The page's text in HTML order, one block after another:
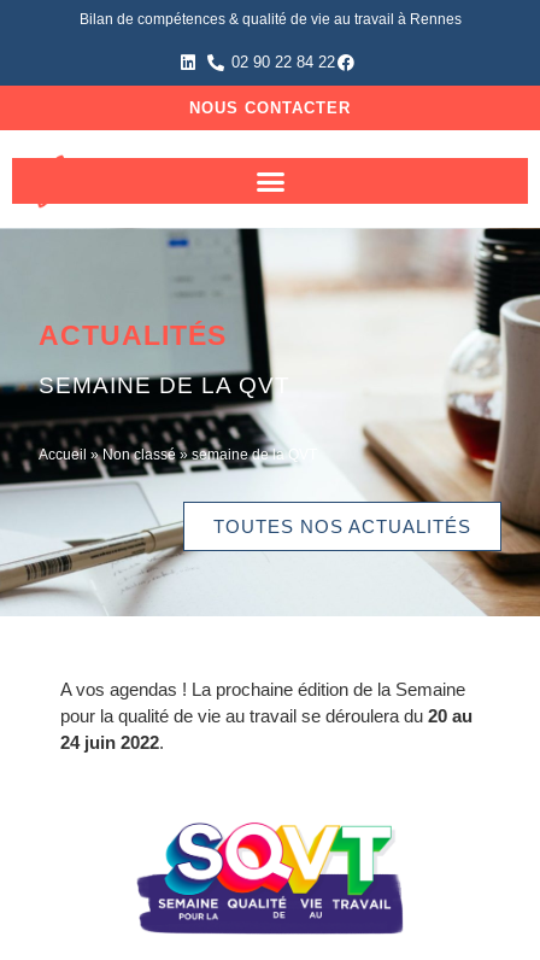
Bilan de compétences & qualité de vie au travail à Rennes
02 90 22 84 22
NOUS CONTACTER
ACTUALITÉS
SEMAINE DE LA QVT
Accueil »Non classé»semaine de la QVT
TOUTES NOS ACTUALITÉS
A vos agendas ! La prochaine édition de la Semaine
pour la qualité de vie au travail se déroulera du 20 au
24 juin 2022.